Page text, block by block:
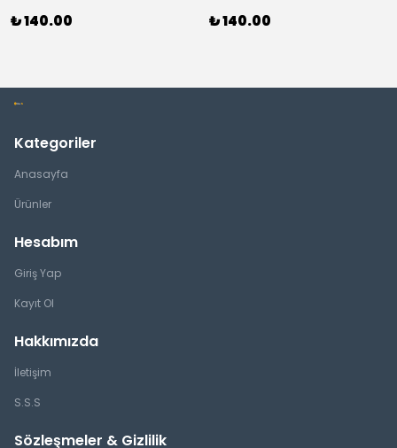
₺ 140.00 ₺ 140.00
Kategoriler
Anasayfa
Ürünler
Hesabım
Giriş Yap
Kayıt Ol
Hakkımızda
İletişim
S.S.S
Sözleşmeler & Gizlilik